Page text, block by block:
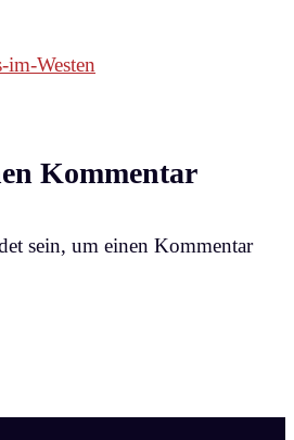
Westen
Kommentar
sein, um einen Kommentar